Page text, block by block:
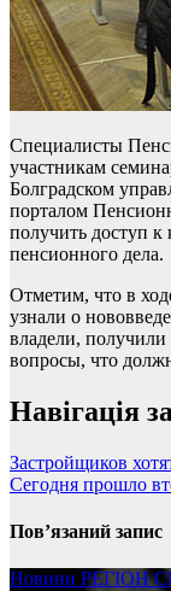
Специалисты
участникам
Болградском
порталом
получить доступ
пенсионного дела.
Отметим, что в
узнали о
владели,
вопросы, что
Навігація
Застройщиков
Сегодня прошло
Пов’язаний запис
Новини РЕГІОН